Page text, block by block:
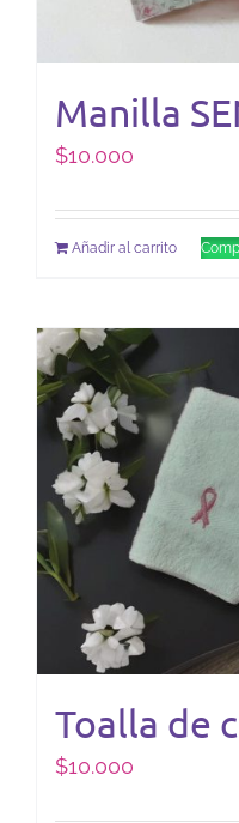
Manilla
$10.000
Añadir al carrito
Toalla de
$10.000